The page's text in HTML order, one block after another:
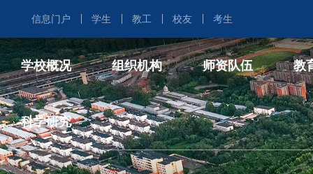
信息门户 学生 教工 校友 考生
学校概况 组织机构 师资队伍 教
科学研究
信息门户 学生 教工 校友 考生
首页 学校概况 组织机构 师资